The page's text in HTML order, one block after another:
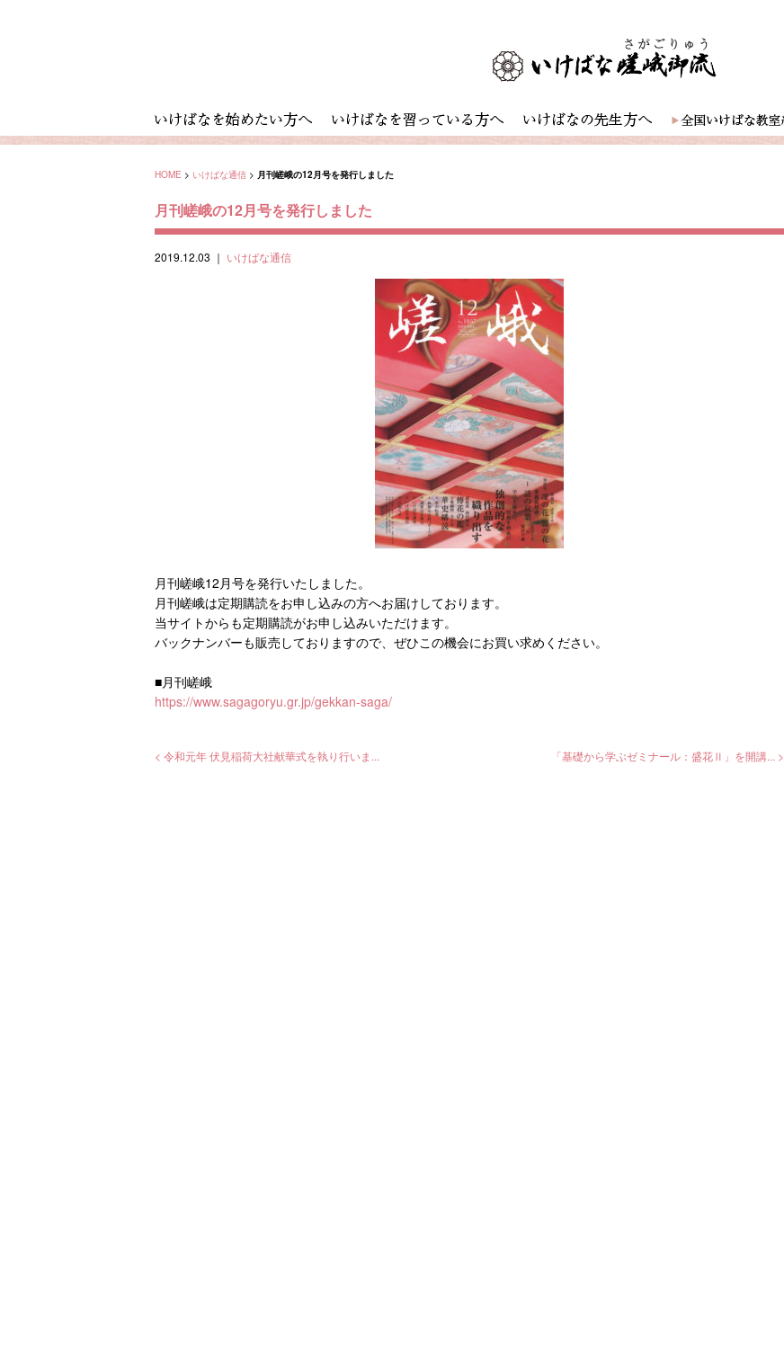
HOME > いけばな通信 > 月刊嵯峨の12月号を発行しました
月刊嵯峨の12月号を発行しました
2019.12.03 ｜ いけばな通信
月刊嵯峨12月号を発行いたしました。
月刊嵯峨は定期購読をお申し込みの方へお届けしております。
当サイトからも定期購読がお申し込みいただけます。
バックナンバーも販売しておりますので、ぜひこの機会にお買い求めください。
■月刊嵯峨
https://www.sagagoryu.gr.jp/gekkan-saga/
< 令和元年 伏見稲荷大社献華式を執り行いま... 「基礎から学ぶゼミナール：盛花Ⅱ」を開講... >